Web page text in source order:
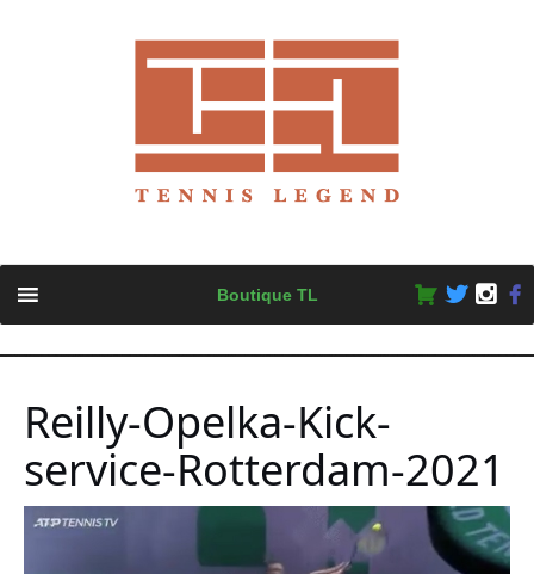
content
Boutique TL
Reilly-Opelka-Kick-
service-Rotterdam-2021